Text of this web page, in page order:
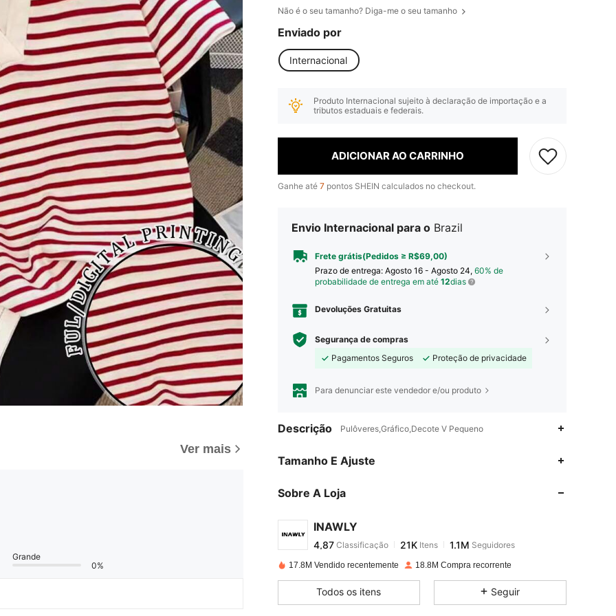
Ver mais
Grande
0%
Não é o seu tamanho? Diga-me o seu tamanho
Enviado por
Internacional
Produto Internacional sujeito à declaração de importação e a
tributos estaduais e federais.
ADICIONAR AO CARRINHO
Ganhe até 7 pontos SHEIN calculados no checkout.
Envio Internacional para o Brazil
Frete grátis(Pedidos ≥ R$69,00)
Prazo de entrega: Agosto 16 - Agosto 24, 60% de
probabilidade de entrega em até 12dias
Devoluções Gratuitas
Segurança de compras
Pagamentos Seguros
Proteção de privacidade
Para denunciar este vendedor e/ou produto
Descrição Pulôveres,Gráfico,Decote V Pequeno
Tamanho E Ajuste
Sobre A Loja
INAWLY
4,87
g***2pago 1 dia atrás
17.8M Vendido recentemente 18.8M Compra recorrente
Todos os itens Seguir